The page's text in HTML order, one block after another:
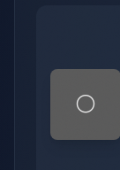
⚪